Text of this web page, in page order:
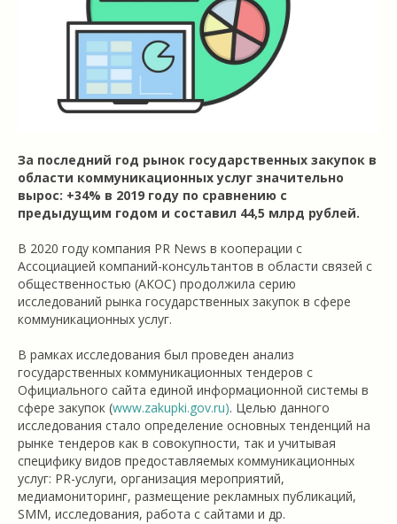
За последний год рынок государственных закупок в
области коммуникационных услуг значительно
вырос: +34% в 2019 году по сравнению с
предыдущим годом и составил 44,5 млрд рублей.
В 2020 году компания PR News в кооперации с
Ассоциацией компаний-консультантов в области связей с
общественностью (АКОС) продолжила серию
исследований рынка государственных закупок в сфере
коммуникационных услуг.
В рамках исследования был проведен анализ
государственных коммуникационных тендеров с
Официального сайта единой информационной системы в
сфере закупок (www.zakupki.gov.ru). Целью данного
исследования стало определение основных тенденций на
рынке тендеров как в совокупности, так и учитывая
специфику видов предоставляемых коммуникационных
услуг: PR-услуги, организация мероприятий,
медиамониторинг, размещение рекламных публикаций,
SMM, исследования, работа с сайтами и др.